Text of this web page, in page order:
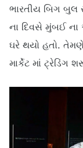
ભારતીય બિગ બુલ
ના દિવસે મુંબઈ ના
ઘરે થયો હતો. તેમણે
માર્કેટ માં ટ્રેડિંગ